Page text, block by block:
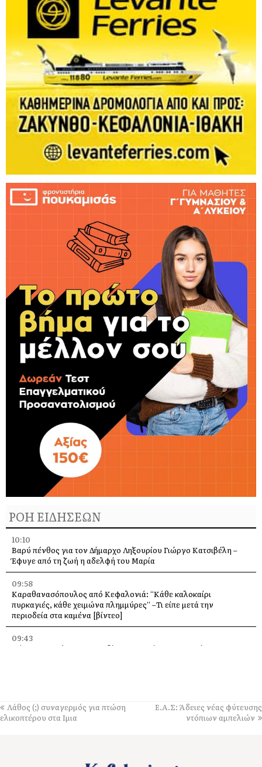
ΡΟΗ ΕΙΔΗΣΕΩΝ
10:10
Βαρύ πένθος για τον Δήμαρχο Ληξουρίου Γιώργο Κατσιβέλη –
Έφυγε από τη ζωή η αδελφή του Μαρία
09:58
Καραθανασόπουλος από Κεφαλονιά: “Κάθε καλοκαίρι
πυρκαγιές, κάθε χειμώνα πλημμύρες” –Τι είπε μετά την
περιοδεία στα καμένα [βίντεο]
09:43
Πάρος: Νεκρό 4χρονο παιδί που εντοπίστηκε σε πισίνα beach
Παγκόσμιο Κ20!
Λάθος (;) συναγερμός για πτώση
ελικοπτέρου στα Ιμια
Ε.Α.Σ: Άδειες νέας φύτευσης
ντόπιων αμπελιών